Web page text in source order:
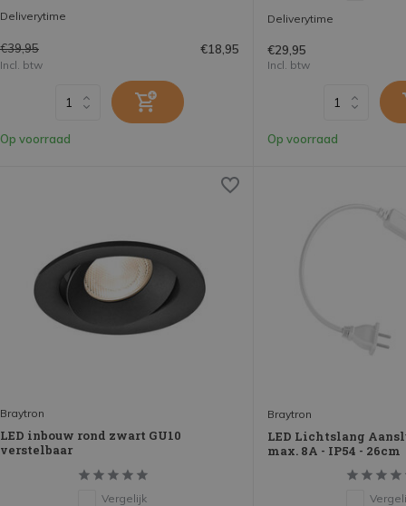
Deliverytime
€39,95 €18,95
Incl. btw
Op voorraad
Deliverytime
€29,95
Incl. btw
Op voorraad
Braytron
LED inbouw rond zwart GU10
verstelbaar
Vergelijk
Braytron
LED Lichtslang
max. 8A - IP54 - 26cm